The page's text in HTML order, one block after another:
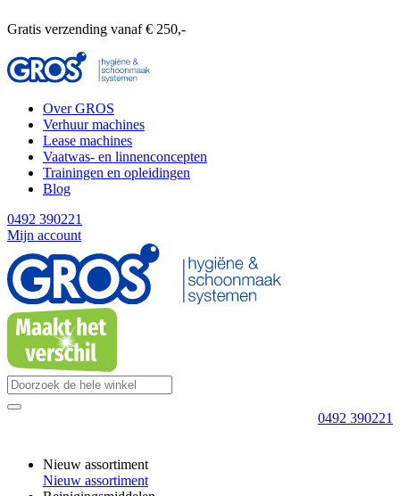
Gratis verzending vanaf € 250,-
Over GROS
Verhuur machines
Lease machines
Vaatwas- en linnenconcepten
Trainingen en opleidingen
Blog
0492 390221
Mijn account
0492 390221
Nieuw assortiment
Nieuw assortiment